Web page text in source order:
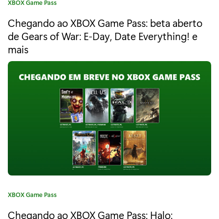
a
m
e
P
a
s
s
:
S
C
t
e
o
r
XBOX Game Pass
Chegando ao XBOX Game Pass: beta aberto
de Gears of War: E-Day, Date Everything! e
mais
C
t
XBOX Game Pass
Chegando ao XBOX Game Pass: Halo: